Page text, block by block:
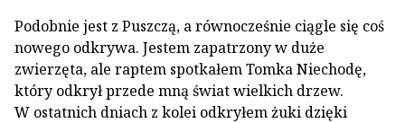
Podobnie jest z Puszczą, a równocześnie ciągle się coś
nowego odkrywa. Jestem zapatrzony w duże
zwierzęta, ale raptem spotkałem Tomka Niechodę,
który odkrył przede mną świat wielkich drzew.
W ostatnich dniach z kolei odkryłem żuki dzięki